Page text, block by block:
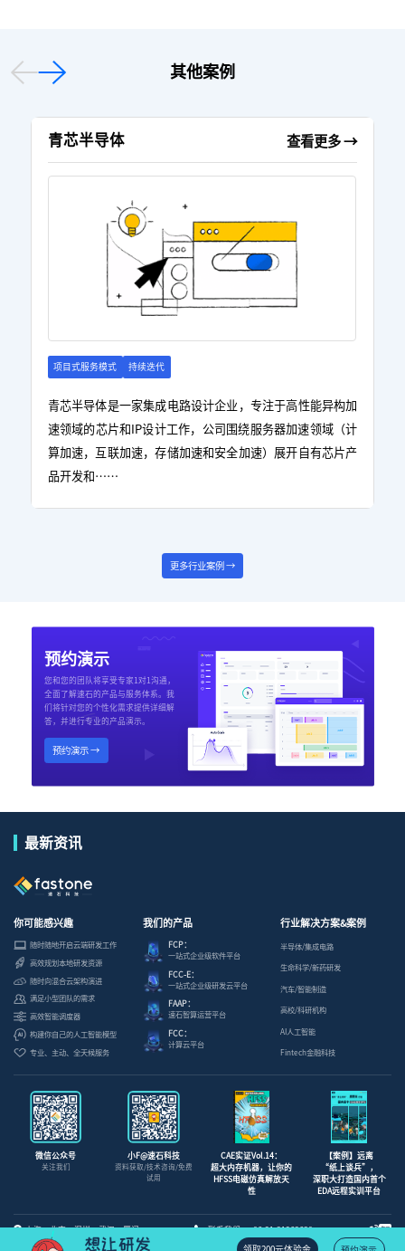
其他案例
青芯半导体 查看更多 →
项目式服务模式 持续迭代
青芯半导体是一家集成电路设计企业，专注于高性能异构加
速领域的芯片和IP设计工作，公司围绕服务器加速领域（计
算加速，互联加速，存储加速和安全加速）展开自有芯片产
品开发和……
更多行业案例 →
预约演示
您和您的团队将享受专家1对1沟通，
全面了解速石的产品与服务体系。我
们将针对您的个性化需求提供详细解
答，并进行专业的产品演示。
预约演示 →
最新资讯
你可能感兴趣
随时随地开启云端研发工作
高效规划本地研发资源
随时向混合云架构演进
满足小型团队的需求
高效智能调度器
构建你自己的人工智能模型
专业、主动、全天候服务
我们的产品
FCP：
一站式企业级软件平台
FCC-E：
一站式企业级研发云平台
FAAP：
速石智算运营平台
FCC：
计算云平台
行业解决方案&案例
半导体/集成电路
生命科学/新药研发
汽车/智能制造
高校/科研机构
AI人工智能
Fintech金融科技
微信公众号
关注我们
小F@速石科技
资料获取/技术咨询/免费
试用
CAE实证Vol.14：
超大内存机器，让你的
HFSS电磁仿真解放天
性
【案例】远离
“纸上谈兵”，
深职大打造国内首个
EDA远程实训平台
上海 · 北京 · 深圳 · 武汉 · 厦门 联系我们：+86-21-31263638
领取200元体验金